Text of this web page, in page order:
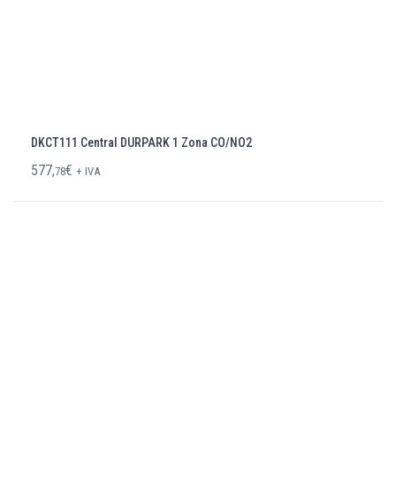
DKCT111 Central DURPARK 1 Zona CO/NO2
577,78€ + IVA